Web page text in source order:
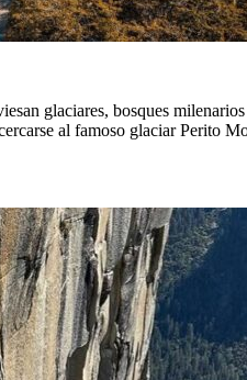
glaciares, bosques
al famoso glaciar Perito